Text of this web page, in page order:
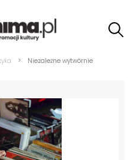
>
Niezależne wytwórnie